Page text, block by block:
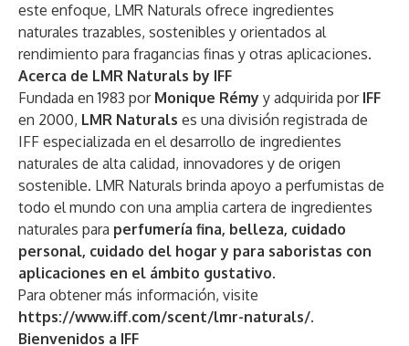
este enfoque, LMR Naturals ofrece ingredientes
naturales trazables, sostenibles y orientados al
rendimiento para fragancias finas y otras aplicaciones.
Acerca de LMR Naturals by IFF
Fundada en 1983 por Monique Rémy y adquirida por IFF
en 2000, LMR Naturals es una división registrada de
IFF especializada en el desarrollo de ingredientes
naturales de alta calidad, innovadores y de origen
sostenible. LMR Naturals brinda apoyo a perfumistas de
todo el mundo con una amplia cartera de ingredientes
naturales para perfumería fina, belleza, cuidado
personal, cuidado del hogar y para saboristas con
aplicaciones en el ámbito gustativo.
Para obtener más información, visite
https://www.iff.com/scent/lmr-naturals/.
Bienvenidos a IFF